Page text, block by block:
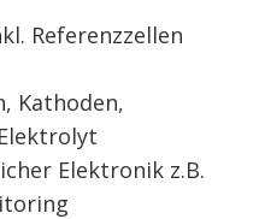
Referenzzellen
Kathoden,
Elektronik z.B.